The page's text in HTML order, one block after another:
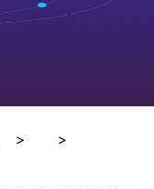
> >